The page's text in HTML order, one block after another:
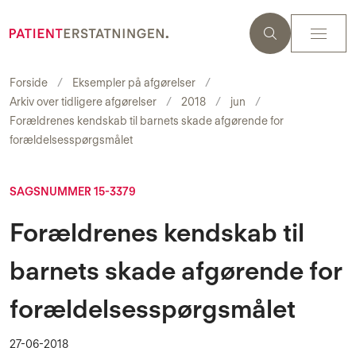
Forside
Eksempler på afgørelser
Arkiv over tidligere afgørelser
2018
jun
Forældrenes kendskab til barnets skade afgørende for
forældelsesspørgsmålet
SAGSNUMMER 15-3379
Forældrenes kendskab til
barnets skade afgørende for
forældelsesspørgsmålet
27-06-2018